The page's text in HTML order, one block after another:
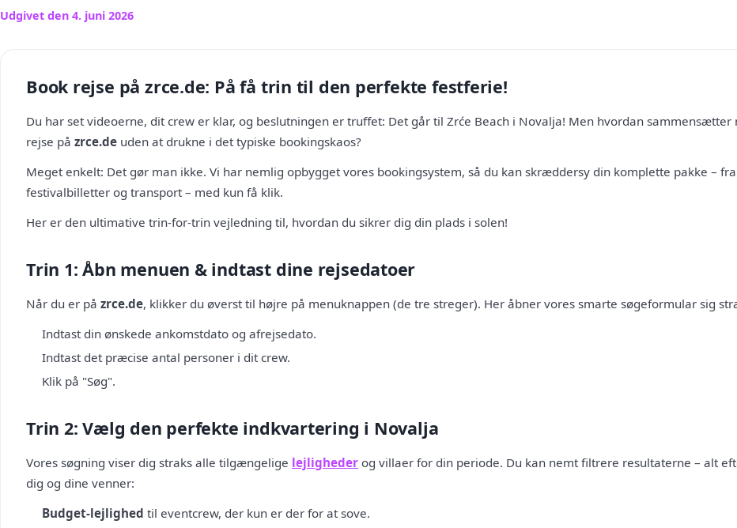
Udgivet den 4. juni 2026
Book rejse på zrce.de: På få trin til den perfekte festferie!
Du har set videoerne, dit crew er klar, og beslutningen er truffet: Det går til Zrće Beach i Novalja! Men hvordan
rejse på zrce.de uden at drukne i det typiske bookingskaos?
Meget enkelt: Det gør man ikke. Vi har nemlig opbygget vores bookingsystem, så du kan skræddersy din komplette pakke –
festivalbilletter og transport – med kun få klik.
Her er den ultimative trin-for-trin vejledning til, hvordan du sikrer dig din plads i solen!
Trin 1: Åbn menuen & indtast dine rejsedatoer
Når du er på zrce.de, klikker du øverst til højre på menuknappen (de tre streger). Her åbner vores smarte søgeformular sig
Indtast din ønskede ankomstdato og afrejsedato.
Indtast det præcise antal personer i dit crew.
Klik på "Søg".
Trin 2: Vælg den perfekte indkvartering i Novalja
Vores søgning viser dig straks alle tilgængelige lejligheder og villaer for din periode. Du kan nemt filtrere resultaterne – alt
dig og dine venner:
Budget-lejlighed til eventcrew, der kun er der for at sove.